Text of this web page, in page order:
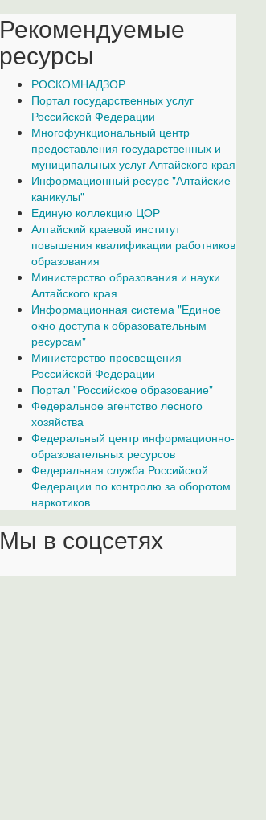
Рекомендуемые
ресурсы
РОСКОМНАДЗОР
Портал государственных услуг
Российской Федерации
Многофункциональный центр
предоставления государственных и
муниципальных услуг Алтайского края
Информационный ресурс "Алтайские
каникулы"
Единую коллекцию ЦОР
Алтайский краевой институт
повышения квалификации работников
образования
Министерство образования и науки
Алтайского края
Информационная система "Единое
окно доступа к образовательным
ресурсам"
Министерство просвещения
Российской Федерации
Портал "Российское образование"
Федеральное агентство лесного
хозяйства
Федеральный центр информационно-
образовательных ресурсов
Федеральная служба Российской
Федерации по контролю за оборотом
наркотиков
Мы в соцсетях